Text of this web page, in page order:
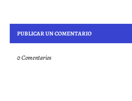
PUBLICAR UN COMENTARIO
0 Comentarios